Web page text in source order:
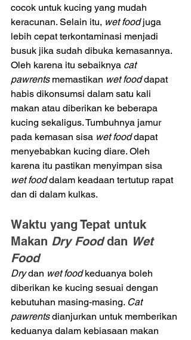
cocok untuk kucing yang mudah
keracunan. Selain itu, wet food juga
lebih cepat terkontaminasi menjadi
busuk jika sudah dibuka kemasannya.
Oleh karena itu sebaiknya cat
pawrents memastikan wet food dapat
habis dikonsumsi dalam satu kali
makan atau diberikan ke beberapa
kucing sekaligus. Tumbuhnya jamur
pada kemasan sisa wet food dapat
menyebabkan kucing diare. Oleh
karena itu pastikan menyimpan sisa
wet food dalam keadaan tertutup rapat
dan di dalam kulkas.
Waktu yang Tepat untuk
Makan Dry Food dan Wet
Food
Dry dan wet food keduanya boleh
diberikan ke kucing sesuai dengan
kebutuhan masing-masing. Cat
pawrents dianjurkan untuk memberikan
keduanya dalam kebiasaan makan